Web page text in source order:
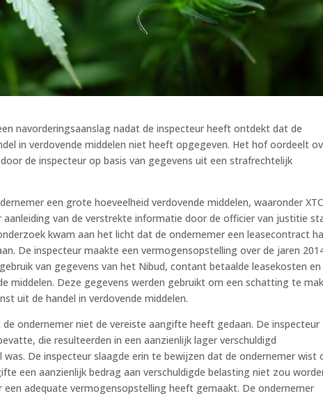
navorderingsaanslag nadat de inspecteur heeft ontdekt dat de
in verdovende middelen niet heeft opgegeven. Het hof oordeelt
de inspecteur op basis van gegevens uit een strafrechtelijk
een grote hoeveelheid verdovende middelen, waaronder
aanleiding van de verstrekte informatie door de officier van justitie
kwam aan het licht dat de ondernemer een leasecontract
De inspecteur maakte een vermogensopstelling over de jaren
van gegevens van het Nibud, contant betaalde leasekosten
middelen. Deze gegevens werden gebruikt om een schatting te
uit de handel in verdovende middelen.
ondernemer niet de vereiste aangifte heeft gedaan. De inspecteur
die resulteerden in een aanzienlijk lager verschuldigd
De inspecteur slaagde erin te bewijzen dat de ondernemer wist
een aanzienlijk bedrag aan verschuldigde belasting niet zou
adequate vermogensopstelling heeft gemaakt. De ondernemer